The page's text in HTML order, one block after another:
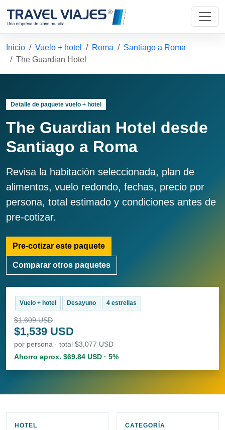
Inicio Vuelo + hotel Roma
Santiago a Roma
The Guardian Hotel
Detalle de paquete vuelo + hotel
The Guardian Hotel desde
Santiago a Roma
Revisa la habitación seleccionada, plan de
alimentos, vuelo redondo, fechas, precio por
persona, total estimado y condiciones antes de
pre-cotizar.
Pre-cotizar este paquete
Comparar otros paquetes
Vuelo + hotel Desayuno 4 estrellas
$1,609 USD
$1,539 USD
por persona · total $3,077 USD
Ahorro aprox. $69.84 USD · 5%
HOTEL CATEGORÍA